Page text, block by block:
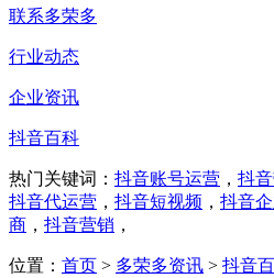
联系多荣多
行业动态
企业资讯
抖音百科
热门关键词： 抖音账号运营 ， 抖
抖音代运营 ， 抖音短视频 ， 抖音
商 ， 抖音营销 ，
位置： 首页 > 多荣多资讯 > 抖音